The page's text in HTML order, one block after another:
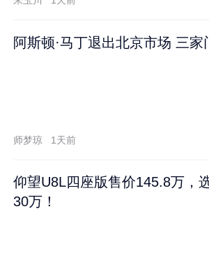
阿斯顿·马丁退出北京市场 三家
师梦琼 1天前
仰望U8L四座版售价145.8万，
30万！